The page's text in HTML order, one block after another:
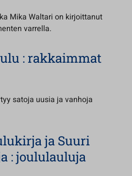
Mika Waltari on kirjoittanut
varrella.
: rakkaimmat
satoja uusia ja vanhoja
ja Suuri
: joululauluja